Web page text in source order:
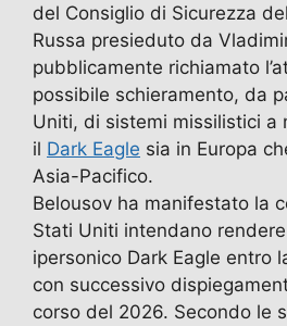
del Consiglio di Sicurezza
Russa presieduto da
pubblicamente richiamato
possibile schieramento, da
Uniti, di sistemi missilistici a
il Dark Eagle sia in Europa
Asia-Pacifico.
Belousov ha manifestato la
Stati Uniti intendano
ipersonico Dark Eagle entro
con successivo
corso del 2026. Secondo le